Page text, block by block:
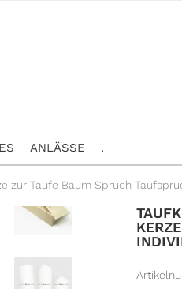
ANLÄSSE .
zur Taufe Baum Spruch